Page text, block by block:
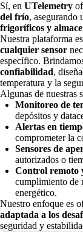
Sí, en UTelemetry
del frío, asegurando
frigoríficos y
Nuestra plataforma es
cualquier sensor
específico.
confiabilidad,
temperatura y la
Algunas de nuestras
Monitoreo de
depósitos y
Alertas en
comprometer la
Sensores de
autorizados o
Control remoto
cumplimiento de
energético.
Nuestro enfoque es
adaptada a los
seguridad y